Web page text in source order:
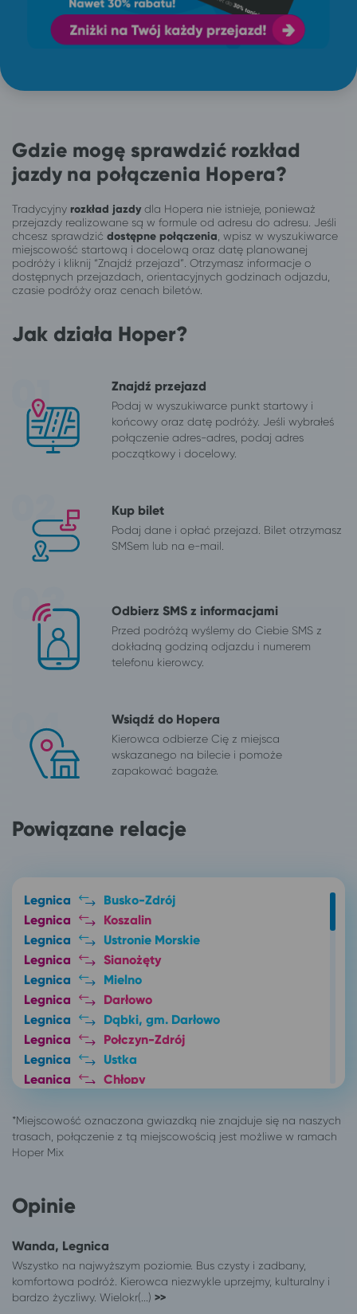
Gdzie mogę sprawdzić rozkład
jazdy na połączenia Hopera?
Tradycyjny rozkład jazdydla Hopera nie istnieje, ponieważ
przejazdy realizowane są w formule od adresu do adresu. Jeśli
chcesz sprawdzić dostępne połączenia , wpisz w wyszukiwarce
miejscowość startową i docelową oraz datę planowanej
podróży i kliknij “Znajdź przejazd”. Otrzymasz informacje o
dostępnych przejazdach, orientacyjnych godzinach odjazdu,
czasie podróży oraz cenach biletów.
Jak działa Hoper?
Znajdź przejazd
Podaj w wyszukiwarce punkt startowy i
końcowy oraz datę podróży. Jeśli wybrałeś
połączenie adres-adres, podaj adres
początkowy i docelowy.
Kup bilet
Podaj dane i opłać przejazd. Bilet otrzymasz
SMSem lub na e-mail.
Odbierz SMS z informacjami
Przed podróżą wyślemy do Ciebie SMS z
dokładną godziną odjazdu i numerem
telefonu kierowcy.
Wsiądź do Hopera
Kierowca odbierze Cię z miejsca
wskazanego na bilecie i pomoże
zapakować bagaże.
Powiązane relacje
Legnica
Busko-Zdrój
Legnica
Koszalin
Legnica
Ustronie Morskie
Legnica
Sianożęty
Legnica
Mielno
Legnica
Darłowo
Legnica
Dąbki, gm. Darłowo
Legnica
Połczyn-Zdrój
Legnica
Ustka
Legnica
Chłopy
Legnica
Zator
Legnica
Łódź
Legnica
Legnica
Legnica
Legnica
Legnica
Legnica
Poznań
Legnica
Ciechocinek
Opinie
Wanda, Legnica
Wszystko na najwyższym poziomie. Bus czysty i zadbany,
komfortowa podróż. Kierowca niezwykle uprzejmy, kulturalny i
bardzo życzliwy. Wielokr(...) >>